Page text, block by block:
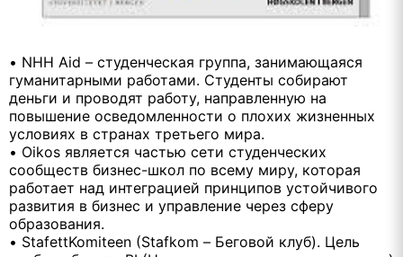
• NHH Aid – студенческая группа, занимающаяся
гуманитарными работами. Студенты собирают
деньги и проводят работу, направленную на
повышение осведомленности о плохих жизненных
условиях в странах третьего мира.
• Oikos является частью сети студенческих
сообществ бизнес-школ по всему миру, которая
работает над интеграцией принципов устойчивого
развития в бизнес и управление через сферу
образования.
• StafettKomiteen (Stafkom – Беговой клуб). Цель